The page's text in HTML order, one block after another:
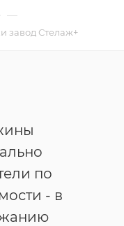
—
завод Стелаж+
по
- в